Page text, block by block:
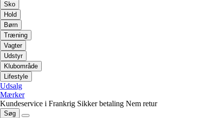
Sko
Hold
Børn
Træning
Vagter
Udstyr
Klubområde
Lifestyle
Udsalg
Mærker
Kundeservice i Frankrig Sikker betaling Nem retur
Søg